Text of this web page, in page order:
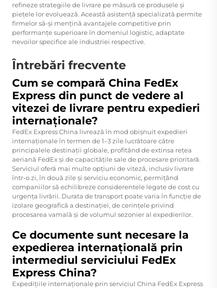
refineze strategiile de livrare pe măsură ce produsele și
piețele lor evoluează. Această asistență specializată permite
firmelor să-și mențină avantajele competitive prin
performanțe superioare în domeniul logistic, adaptate
nevoilor specifice ale industriei respective.
Întrebări frecvente
Cum se compară China FedEx
Express din punct de vedere al
vitezei de livrare pentru expedieri
internaționale?
FedEx Express China livrează în mod obișnuit expedieri
internaționale în termen de 1–3 zile lucrătoare către
principalele destinații globale, profitând de extinsa rețea
aeriană FedEx și de capacitățile sale de procesare prioritară.
Serviciul oferă mai multe opțiuni de viteză, inclusiv livrare
într-o zi, în două zile și serviciu economic, permițând
companiilor să echilibreze considerentele legate de cost cu
urgența livrării. Durata de transport poate varia în funcție de
izolare geografică a destinației, de cerințele privind
procesarea vamală și de volumul sezonier al expedierilor.
Ce documente sunt necesare la
expedierea internațională prin
intermediul serviciului FedEx
Express China?
Expedițiile internaționale prin serviciul China FedEx Express